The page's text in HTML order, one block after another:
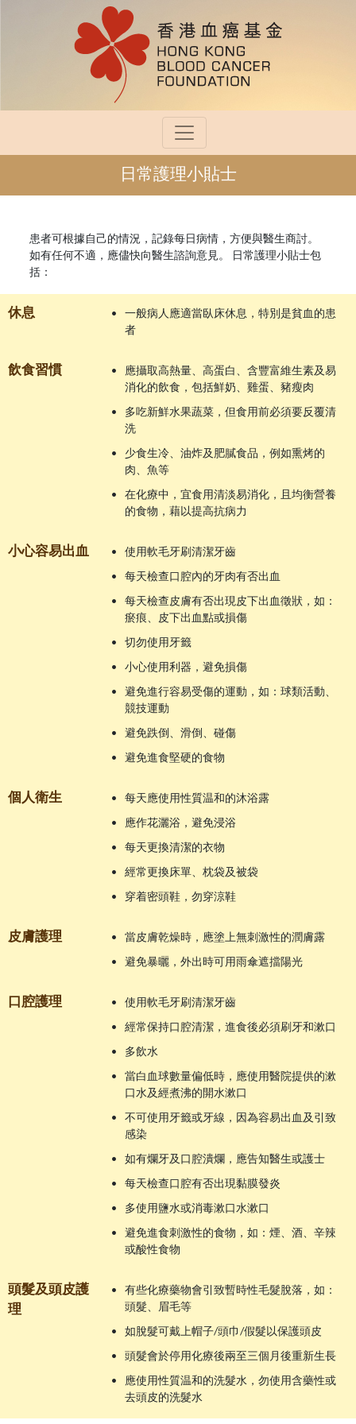
日常護理小貼士
患者可根據自己的情況，記錄每日病情，方便與醫生商討。
如有任何不適，應儘快向醫生諮詢意見。 日常護理小貼士包
括：
休息 •
一般病人應適當臥床休息，特別是貧血的患
者
飲食習慣 •
應攝取高熱量、高蛋白、含豐富維生素及易
消化的飲食，包括鮮奶、雞蛋、豬瘦肉
•
多吃新鮮水果蔬菜，但食用前必須要反覆清
洗
•
少食生冷、油炸及肥膩食品，例如熏烤的
肉、魚等
•
在化療中，宜食用清淡易消化，且均衡營養
的食物，藉以提高抗病力
小心容易出血 • 使用軟毛牙刷清潔牙齒
• 每天檢查口腔內的牙肉有否出血
•
每天檢查皮膚有否出現皮下出血徵狀，如：
瘀痕、皮下出血點或損傷
• 切勿使用牙籤
• 小心使用利器，避免損傷
•
避免進行容易受傷的運動，如：球類活動、
競技運動
• 避免跌倒、滑倒、碰傷
• 避免進食堅硬的食物
個人衛生 • 每天應使用性質温和的沐浴露
• 應作花灑浴，避免浸浴
• 每天更換清潔的衣物
• 經常更換床單、枕袋及被袋
• 穿着密頭鞋，勿穿涼鞋
皮膚護理 • 當皮膚乾燥時，應塗上無刺激性的潤膚露
• 避免暴曬，外出時可用雨傘遮擋陽光
口腔護理 • 使用軟毛牙刷清潔牙齒
• 經常保持口腔清潔，進食後必須刷牙和漱口
• 多飲水
•
當白血球數量偏低時，應使用醫院提供的漱
口水及經煮沸的開水漱口
•
不可使用牙籤或牙線，因為容易出血及引致
感染
• 如有爛牙及口腔潰爛，應告知醫生或護士
• 每天檢查口腔有否出現黏膜發炎
• 多使用鹽水或消毒漱口水漱口
•
避免進食刺激性的食物，如：煙、酒、辛辣
或酸性食物
頭髮及頭皮護
理
•
有些化療藥物會引致暫時性毛髮脫落，如：
頭髮、眉毛等
• 如脫髮可戴上帽子/頭巾/假髮以保護頭皮
• 頭髮會於停用化療後兩至三個月後重新生長
•
應使用性質温和的洗髮水，勿使用含藥性或
去頭皮的洗髮水